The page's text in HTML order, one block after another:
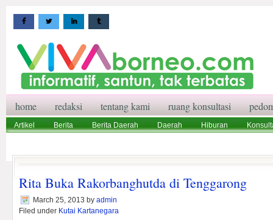
home redaksi tentang kami ruang konsultasi
Artikel Berita Berita Daerah Daerah Hiburan
Rita Buka Rakorbanghutda di Tenggarong
March 25, 2013 by admin
Filed under Kutai Kartanegara